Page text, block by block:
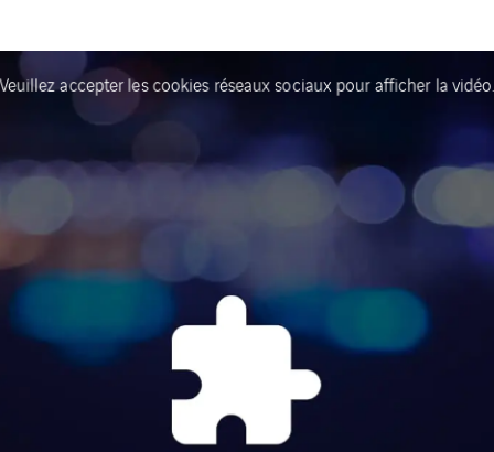
accepter les cookies réseaux sociaux pour afficher la